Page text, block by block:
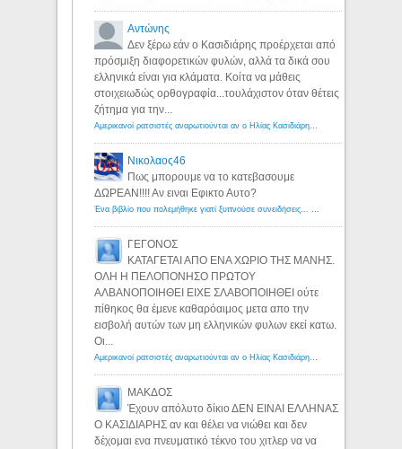
Αντώνης
Δεν ξέρω εάν ο Κασιδιάρης προέρχεται από
πρόσμιξη διαφορετικών φυλών, αλλά τα δικά σου
ελληνικά είναι για κλάματα. Κοίτα να μάθεις
στοιχειωδώς ορθογραφία...τουλάχιστον όταν θέτεις
ζήτημα για την...
Αμερικανοί ρατσιστές αναρωτιούνται αν ο Ηλίας Κασιδιάρης ανήκει στη λευκή φυλή... - Λόγιος Ερμής
Νικολαος46
Πως μπορουμε να το κατεβασουμε
ΔΩΡΕΑΝ!!!! Αν ειναι Εφικτο Αυτο?
Ένα βιβλίο που πολεμήθηκε γιατί ξυπνούσε συνειδήσεις... - Λόγιος Ερμής | Η γνώση ξεκινάει με την αναζήτηση...
ΓΕΓΟΝΟΣ
ΚΑΤΑΓΕΤΑΙ ΑΠΟ ΕΝΑ ΧΩΡΙΟ ΤΗΣ ΜΑΝΗΣ.
ΟΛΗ Η ΠΕΛΟΠΟΝΗΣΟ ΠΡΩΤΟΥ
ΑΛΒΑΝΟΠΟΙΗΘΕΙ ΕΙΧΕ ΣΛΑΒΟΠΟΙΗΘΕΙ ούτε
πίθηκος θα έμενε καθαρόαιμος μετα απο την
εισβολή αυτών των μη ελληνικών φυλων εκεί κατω.
Οι...
Αμερικανοί ρατσιστές αναρωτιούνται αν ο Ηλίας Κασιδιάρης ανήκει στη λευκή φυλή... - Λόγιος Ερμής
ΜΑΚΔΟΣ
Έχουν απόλυτο δίκιο ΔΕΝ ΕΙΝΑΙ ΕΛΛΗΝΑΣ
Ο ΚΑΣΙΔΙΑΡΗΣ αν και θέλει να νιώθει και δεν
δέχομαι ενα πνευματικό τέκνο του χιτλερ να να